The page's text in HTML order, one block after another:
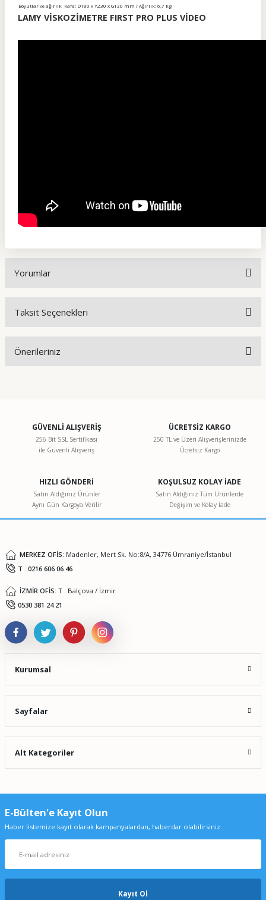
Boyutlar ve ağırlık Kafa: D180 x Y230 x G130 mm / Ağırlık: 6,7 kg
LAMY VİSKOZİMETRE FIRST PRO PLUS VİDEO
Yorumlar
Taksit Seçenekleri
Önerileriniz
Görüş ve önerileriniz için teşekkür ederiz.
Ürün resmi kalitesiz, bozuk veya görüntülenemiyor.
Ürün bilgilerinde hatalar bulunuyor.
Ürün fiyatı diğer sitelerden daha pahalı.
GÜVENLİ ALIŞVERİŞ
256 Bit SSL Sertifikası
ile Güvenli Alışveriş
ÜCRETSİZ KARGO
250 TL ve Üzeri Alışverişlerinizde
Ücretsiz Kargo
HIZLI GÖNDERİ
Satın Aldığınız Ürünler
Aynı Gün Kargoya Verilir
KOŞULSUZ KOLAY İADE
Satın Aldığınız Tüm Ürünlerde
Değişim ve Kolay İade
MERKEZ OFİS: Madenler, Mert Sk. No:8/A, 34776 Ümraniye/İstanbul
T : 0216 606 06 46
İZMİR OFİS: T : Balçova / İzmir
0530 381 24 21
Kurumsal
Sayfalar
Alt Kategoriler
E-Bülten'e Kayıt Olun
Haber listemize kayıt olarak kampanyalardan, haberdar olabilirsiniz.
Kayıt Ol